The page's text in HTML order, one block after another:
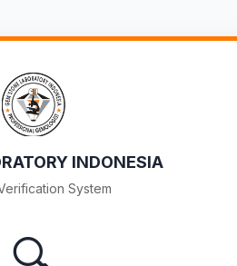
INDONESIA
System